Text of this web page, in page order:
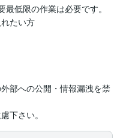
低限の作業は必要です。
たい方
部への公開・情報漏洩を禁
下さい。